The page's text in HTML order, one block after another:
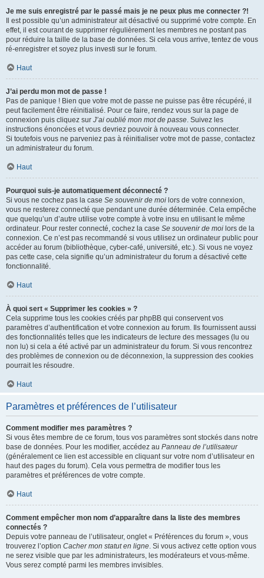
Je me suis enregistré par le passé mais je ne peux plus me connecter ?!
Il est possible qu’un administrateur ait désactivé ou supprimé votre compte. En
effet, il est courant de supprimer régulièrement les membres ne postant pas
pour réduire la taille de la base de données. Si cela vous arrive, tentez de vous
ré-enregistrer et soyez plus investi sur le forum.
Haut
J’ai perdu mon mot de passe !
Pas de panique ! Bien que votre mot de passe ne puisse pas être récupéré, il
peut facilement être réinitialisé. Pour ce faire, rendez vous sur la page de
connexion puis cliquez sur J’ai oublié mon mot de passe. Suivez les
instructions énoncées et vous devriez pouvoir à nouveau vous connecter.
Si toutefois vous ne parveniez pas à réinitialiser votre mot de passe, contactez
un administrateur du forum.
Haut
Pourquoi suis-je automatiquement déconnecté ?
Si vous ne cochez pas la case Se souvenir de moi lors de votre connexion,
vous ne resterez connecté que pendant une durée déterminée. Cela empêche
que quelqu’un d’autre utilise votre compte à votre insu en utilisant le même
ordinateur. Pour rester connecté, cochez la case Se souvenir de moi lors de la
connexion. Ce n’est pas recommandé si vous utilisez un ordinateur public pour
accéder au forum (bibliothèque, cyber-café, université, etc.). Si vous ne voyez
pas cette case, cela signifie qu’un administrateur du forum a désactivé cette
fonctionnalité.
Haut
À quoi sert « Supprimer les cookies » ?
Cela supprime tous les cookies créés par phpBB qui conservent vos
paramètres d’authentification et votre connexion au forum. Ils fournissent aussi
des fonctionnalités telles que les indicateurs de lecture des messages (lu ou
non lu) si cela a été activé par un administrateur du forum. Si vous rencontrez
des problèmes de connexion ou de déconnexion, la suppression des cookies
pourrait les résoudre.
Haut
Paramètres et préférences de l’utilisateur
Comment modifier mes paramètres ?
Si vous êtes membre de ce forum, tous vos paramètres sont stockés dans notre
base de données. Pour les modifier, accédez au Panneau de l’utilisateur
(généralement ce lien est accessible en cliquant sur votre nom d’utilisateur en
haut des pages du forum). Cela vous permettra de modifier tous les
paramètres et préférences de votre compte.
Haut
Comment empêcher mon nom d’apparaître dans la liste des membres
connectés ?
Depuis votre panneau de l’utilisateur, onglet « Préférences du forum », vous
trouverez l’option Cacher mon statut en ligne. Si vous activez cette option vous
ne serez visible que par les administrateurs, les modérateurs et vous-même.
Vous serez compté parmi les membres invisibles.